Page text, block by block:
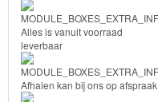
Disney
princess
Angry
Alles is vanuit voorraad
leverbaar
Afhalen kan bij ons op afspraak